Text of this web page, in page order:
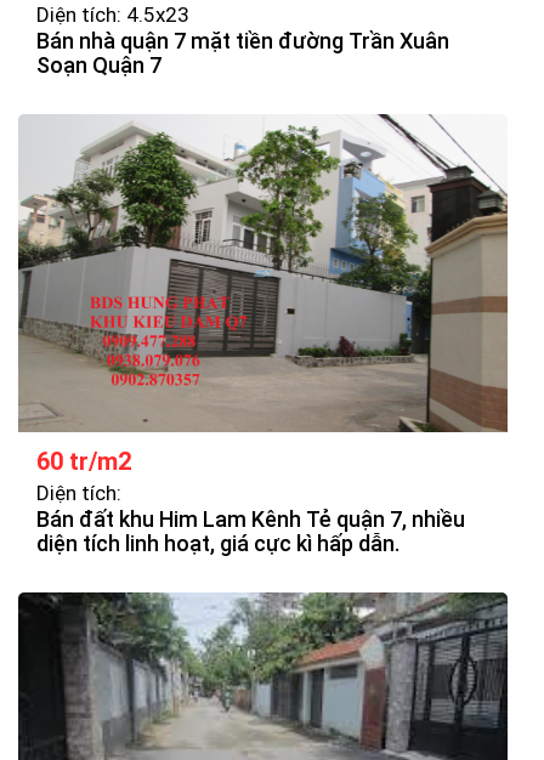
Diện tích: 4.5x23
Bán nhà quận 7 mặt tiền đường Trần Xuân
Soạn Quận 7
60 tr/m2
Diện tích:
Bán đất khu Him Lam Kênh Tẻ quận 7, nhiều
diện tích linh hoạt, giá cực kì hấp dẫn.